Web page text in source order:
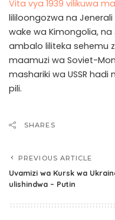
Vita vya 1939 vilikuwa
lililoongozwa na
wake wa Kimongolia,
ambalo liliteka sehemu
maamuzi wa Soviet-
mashariki wa USSR
pili.
SHARES
PREVIOUS ARTICLE
Uvamizi wa Kursk wa
ulishindwa – Putin